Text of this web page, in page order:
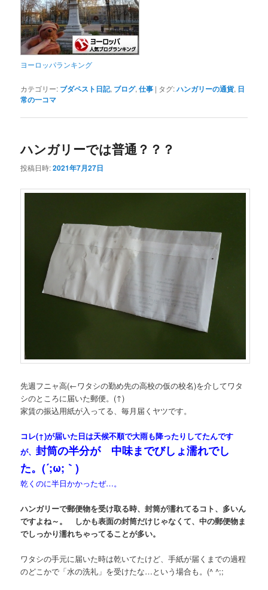
ヨーロッパランキング
カテゴリー: ブダペスト日記, ブログ,仕事 | タグ:ハンガリーの通貨, 日
常の一コマ
ハンガリーでは普通？？？
投稿日時:2021年7月27日
先週フニャ高(←ワタシの勤め先の高校の仮の校名)を介してワタ
シのところに届いた郵便。(↑)
家賃の振込用紙が入ってる、毎月届くヤツです。
コレ(↑)が届いた日は天候不順で大雨も降ったりしてたんです
が、封筒の半分が 中味までびしょ濡れでし
た。(´;ω;｀)
乾くのに半日かかったぜ…。
ハンガリーで郵便物を受け取る時、封筒が濡れてるコト、多いん
ですよね～。 しかも表面の封筒だけじゃなくて、中の郵便物ま
でしっかり濡れちゃってることが多い。
ワタシの手元に届いた時は乾いてたけど、手紙が届くまでの過程
のどこかで「水の洗礼」を受けたな…という場合も。(^ ^;;